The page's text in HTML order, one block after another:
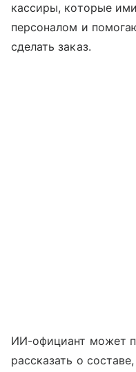
кассиры, которые
персоналом и
сделать заказ.
ИИ-официант может
рассказать о